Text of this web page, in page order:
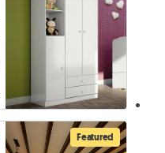
Featured